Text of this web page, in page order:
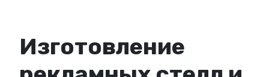
Изготовление